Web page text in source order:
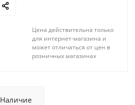
Цена действительна только
для интернет-магазина и
может отличаться от цен в
розничных магазинах
Наличие